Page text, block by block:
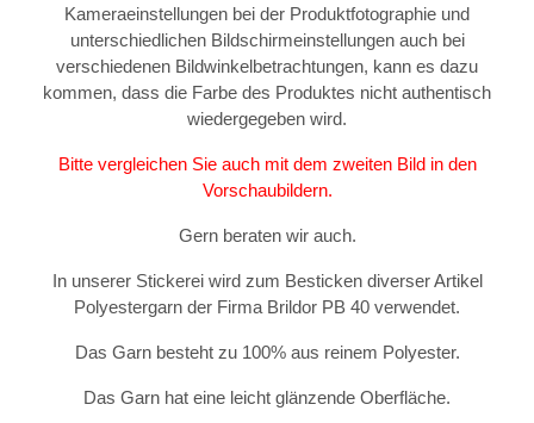
Kameraeinstellungen bei der Produktfotographie und
unterschiedlichen Bildschirmeinstellungen auch bei
verschiedenen Bildwinkelbetrachtungen, kann es dazu
kommen, dass die Farbe des Produktes nicht authentisch
wiedergegeben wird.
Bitte vergleichen Sie auch mit dem zweiten Bild in den
Vorschaubildern.
Gern beraten wir auch.
In unserer Stickerei wird zum Besticken diverser Artikel
Polyestergarn der Firma Brildor PB 40 verwendet.
Das Garn besteht zu 100% aus reinem Polyester.
Das Garn hat eine leicht glänzende Oberfläche.